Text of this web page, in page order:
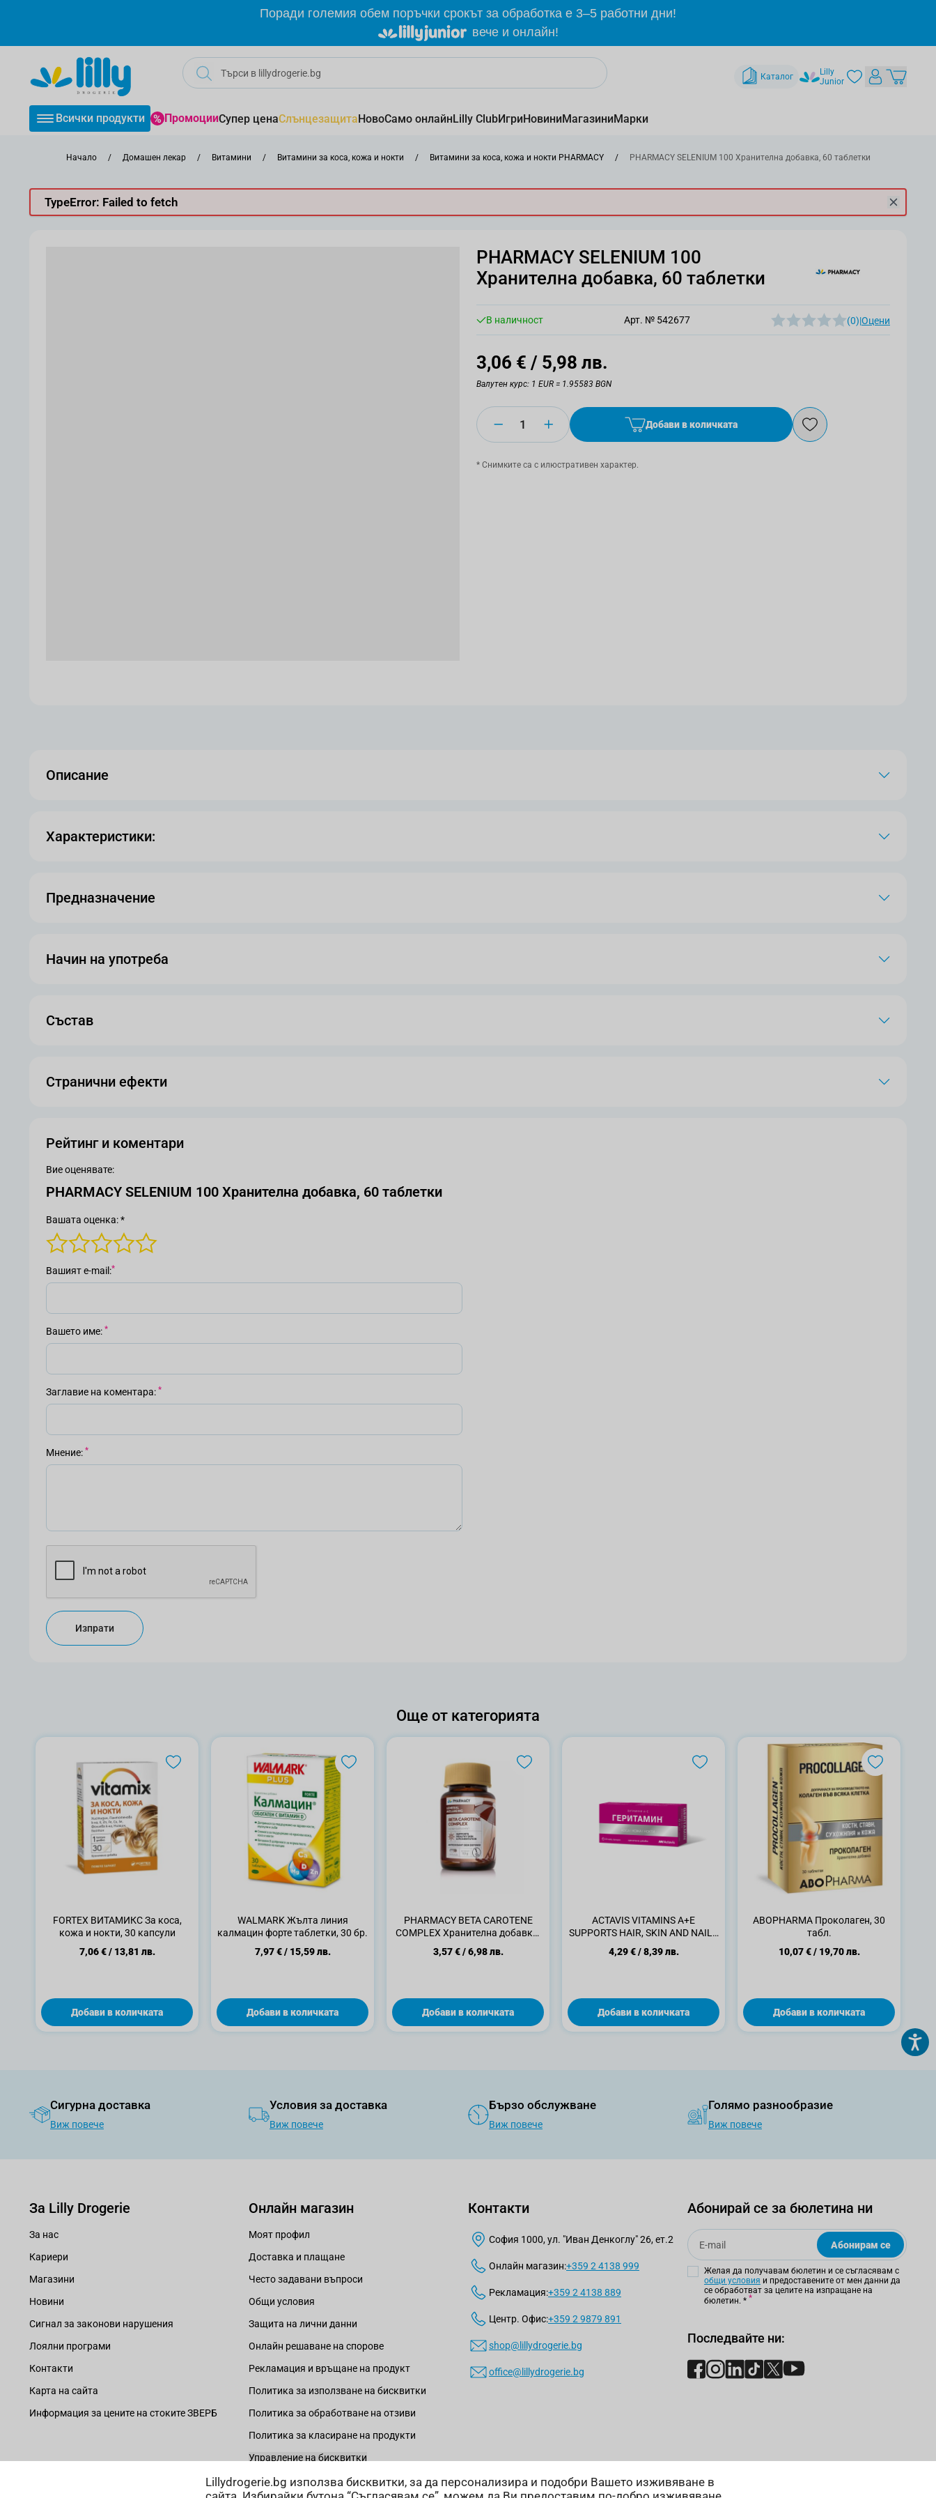
Lillydrogerie.bg използва бисквитки, за да персонализира и подобри Вашето изживяване в
Поради големия обем поръчки срокът за обработка е 3–5 работни дни!
вече и онлайн!
Каталог
Lilly
Junior
Всички продукти ПромоцииСупер ценаСлънцезащитаНовоСамо онлайнLilly ClubИгриНовиниМагазиниМарки
Начало / Домашен лекар / Витамини / Витамини за коса, кожа и нокти / Витамини за коса, кожа и нокти PHARMACY / PHARMACY SELENIUM 100 Хранителна добавка, 60 таблетки
TypeError: Failed to fetch
PHARMACY SELENIUM 100
Хранителна добавка, 60 таблетки
В наличност Арт. № 542677 (0)|Оцени
3,06 € / 5,98 лв.
Валутен курс: 1 EUR = 1.95583 BGN
Количество Добави в количката
* Снимките са с илюстративен характер.
Описание
Характеристики:
Предназначение
Начин на употреба
Състав
Странични ефекти
Рейтинг и коментари
Вие оценявате:
PHARMACY SELENIUM 100 Хранителна добавка, 60 таблетки
Вашата оценка: *
Вашият е-mail
Вашето име
Заглавие на коментара
Мнение
Изпрати
Още от категорията
FORTEX ВИТАМИКС За коса,
кожа и нокти, 30 капсули
7,06 €/ 13,81 лв.
Добави в количката
WALMARK Жълта линия
калмацин форте таблетки, 30 бр.
7,97 €/ 15,59 лв.
Добави в количката
PHARMACY BETA CAROTENE
COMPLEX Хранителна добавка,
3,57 €/6,98 лв.
Добави в количката
ACTAVIS VITAMINS A+E
SUPPORTS HAIR, SKIN AND NAILS
20 бр.
4,29 €/8,39 лв.
Добави в количката
ABOPHARMA Проколаген, 30
табл.
10,07 €/ 19,70 лв.
Добави в количката
Сигурна доставка
Виж повече
Условия за доставка
Виж повече
Бързо обслужване
Виж повече
Голямо разнообразие
Виж повече
За Lilly Drogerie
За нас
Кариери
Магазини
Новини
Сигнал за законови нарушения
Лоялни програми
Контакти
Карта на сайта
Информация за цените на стоките ЗВЕРБ
Онлайн магазин
Моят профил
Доставка и плащане
Често задавани въпроси
Общи условия
Защита на лични данни
Онлайн решаване на спорове
Рекламация и връщане на продукт
Политика за използване на бисквитки
Политика за обработване на отзиви
Политика за класиране на продукти
Управление на бисквитки
Контакти
София 1000, ул. "Иван Денкоглу" 26, ет.2
Онлайн магазин:+359 2 4138 999
Рекламация:+359 2 4138 889
Центр. Офис:+359 2 9879 891
shop@lillydrogerie.bg
office@lillydrogerie.bg
Абонирай се за бюлетина ни
Email
Абонирам се
Желая да получавам бюлетин и се съгласявам с
общи условия и предоставените от мен данни да
се обработват за целите на изпращане на
бюлетин. *
Последвайте ни: